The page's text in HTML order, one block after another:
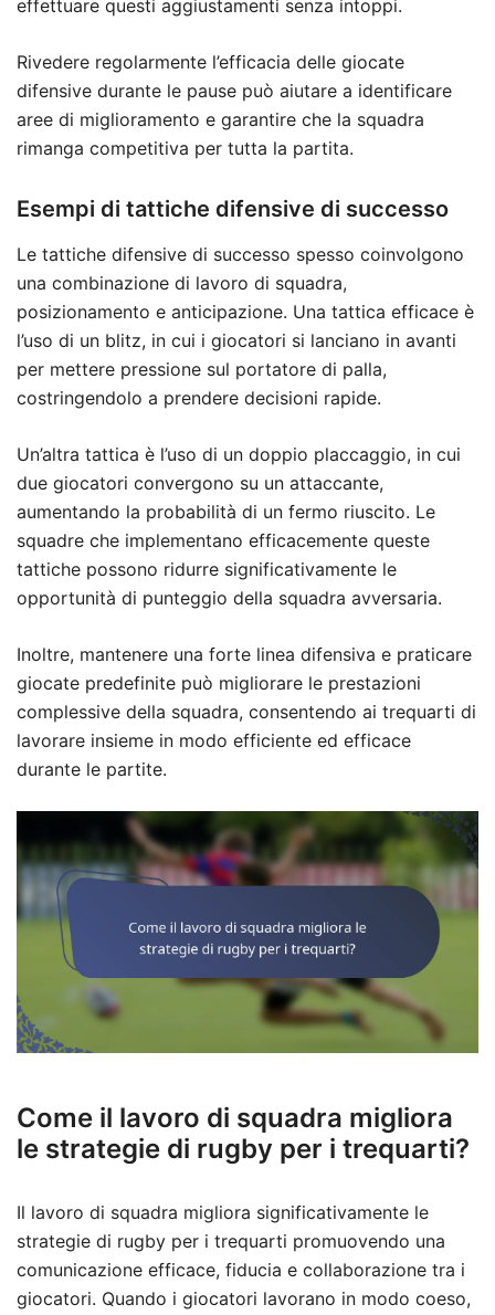
effettuare questi aggiustamenti senza intoppi.
Rivedere regolarmente l’efficacia delle giocate
difensive durante le pause può aiutare a identificare
aree di miglioramento e garantire che la squadra
rimanga competitiva per tutta la partita.
Esempi di tattiche difensive di successo
Le tattiche difensive di successo spesso coinvolgono
una combinazione di lavoro di squadra,
posizionamento e anticipazione. Una tattica efficace è
l’uso di un blitz, in cui i giocatori si lanciano in avanti
per mettere pressione sul portatore di palla,
costringendolo a prendere decisioni rapide.
Un’altra tattica è l’uso di un doppio placcaggio, in cui
due giocatori convergono su un attaccante,
aumentando la probabilità di un fermo riuscito. Le
squadre che implementano efficacemente queste
tattiche possono ridurre significativamente le
opportunità di punteggio della squadra avversaria.
Inoltre, mantenere una forte linea difensiva e praticare
giocate predefinite può migliorare le prestazioni
complessive della squadra, consentendo ai trequarti di
lavorare insieme in modo efficiente ed efficace
durante le partite.
Come il lavoro di squadra migliora
le strategie di rugby per i trequarti?
Il lavoro di squadra migliora significativamente le
strategie di rugby per i trequarti promuovendo una
comunicazione efficace, fiducia e collaborazione tra i
giocatori. Quando i giocatori lavorano in modo coeso,